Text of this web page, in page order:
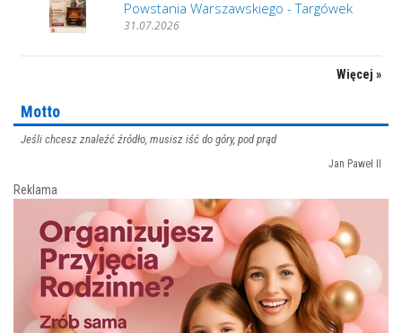
Powstania Warszawskiego - Targówek
31.07.2026
Więcej »
Motto
Jeśli chcesz znaleźć źródło, musisz iść do góry, pod prąd
Jan Paweł II
Reklama